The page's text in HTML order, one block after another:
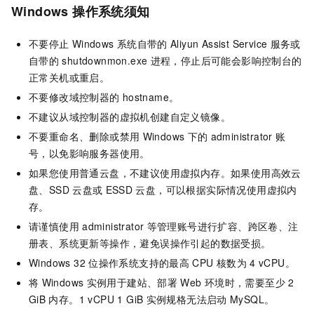
Windows 操作系统须知
不要停止 Windows 系统自带的 Aliyun Assist Service 服务或
自带的 shutdownmon.exe 进程，停止后可能会影响控制台的
正常关机或重启。
不要修改域控制器的 hostname。
不建议从域控制器的虚拟机创建自定义镜像。
不要重命名、删除或禁用 Windows 下的 administrator 账
号，以免影响服务器使用。
如果您使用普通云盘，不建议使用虚拟内存。如果使用高效云
盘、SSD 云盘或 ESSD 云盘，可以根据实际情况使用虚拟内
存。
请谨慎使用 administrator 等管理账号进行扩容、跨区卷、注
册表、系统更新等操作，避免误操作引起的数据受损。
Windows 32 位操作系统支持的最高 CPU 核数为 4 vCPU。
将 Windows 实例用于建站、部署 Web 环境时，需要至少 2
GiB 内存。1 vCPU 1 GiB 实例规格无法启动 MySQL。